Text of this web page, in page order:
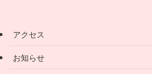
アクセス
お知らせ